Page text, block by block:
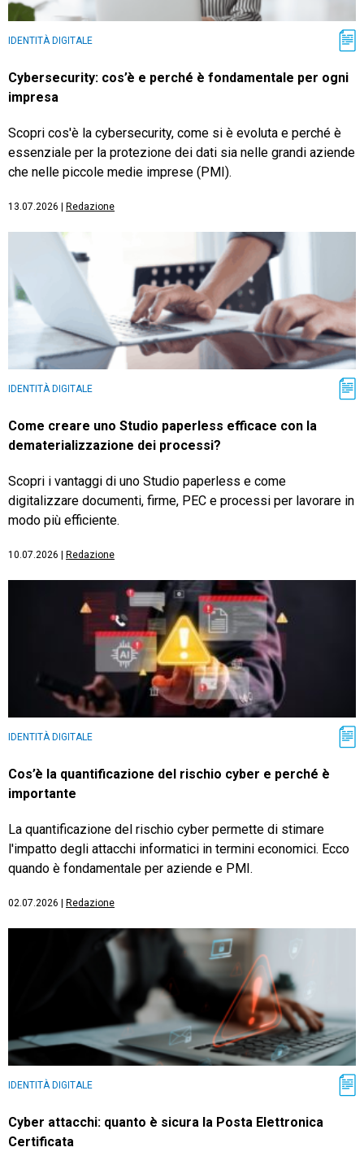
IDENTITÀ DIGITALE
Cybersecurity: cos’è e perché è fondamentale per ogni
impresa
Scopri cos'è la cybersecurity, come si è evoluta e perché è
essenziale per la protezione dei dati sia nelle grandi aziende
che nelle piccole medie imprese (PMI).
13.07.2026 Redazione
IDENTITÀ DIGITALE
Come creare uno Studio paperless efficace con la
dematerializzazione dei processi?
Scopri i vantaggi di uno Studio paperless e come
digitalizzare documenti, firme, PEC e processi per lavorare in
modo più efficiente.
10.07.2026 Redazione
IDENTITÀ DIGITALE
Cos’è la quantificazione del rischio cyber e perché è
importante
La quantificazione del rischio cyber permette di stimare
l'impatto degli attacchi informatici in termini economici. Ecco
quando è fondamentale per aziende e PMI.
02.07.2026 Redazione
IDENTITÀ DIGITALE
Cyber attacchi: quanto è sicura la Posta Elettronica
Certificata